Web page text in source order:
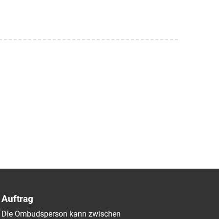
Auftrag
Die Ombudsperson kann zwischen